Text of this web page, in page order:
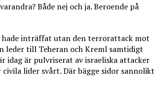
Både nej och ja. Beroende på
hade inträffat utan den terrorattack mot
leder till Teheran och Kreml samtidigt
idag är pulvriserat av israeliska attacker
lider svårt. Där bägge sidor sannolikt